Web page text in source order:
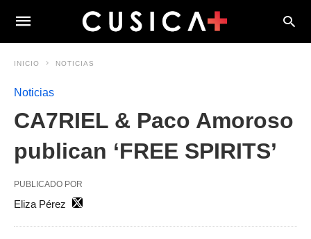
INICIO NOTICIAS
Noticias
CA7RIEL & Paco Amoroso
publican ‘FREE SPIRITS’
PUBLICADO POR
Eliza Pérez